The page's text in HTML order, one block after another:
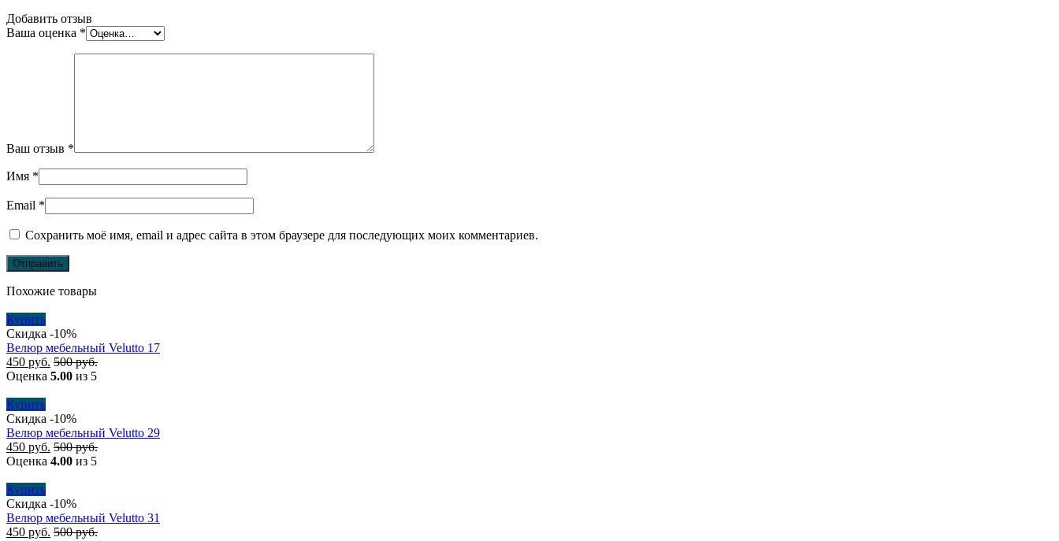
Добавить отзыв
Ваша оценка *
Ваш отзыв *
Имя *
Email *
Сохранить моё имя, email и адрес сайта в этом браузере для последующих моих комментариев.
Похожие товары
Купить
Скидка -10%
Велюр мебельный Velutto 17
450 руб. 500руб.
Оценка 5.00 из 5
Купить
Скидка -10%
Велюр мебельный Velutto 29
450 руб. 500руб.
Оценка 4.00 из 5
Купить
Скидка -10%
Велюр мебельный Velutto 31
450 руб. 500руб.